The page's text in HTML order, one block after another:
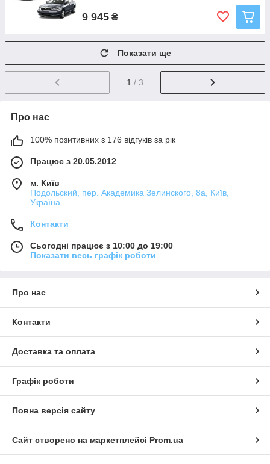
9 945 ₴
Показати ще
1 / 3
Про нас
100% позитивних з 176 відгуків за рік
Працює з 20.05.2012
м. Київ
Подольский, пер. Академика Зелинского, 8а, Київ,
Україна
Контакти
Сьогодні працює з 10:00 до 19:00
Показати весь графік роботи
Про нас
Контакти
Доставка та оплата
Графік роботи
Повна версія сайту
Сайт створено на маркетплейсі Prom.ua